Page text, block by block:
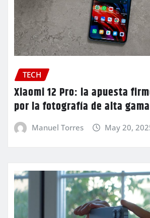
TECH
Xiaomi 12 Pro: la apuesta
por la fotografía de alta gama
Manuel Torres May 20,